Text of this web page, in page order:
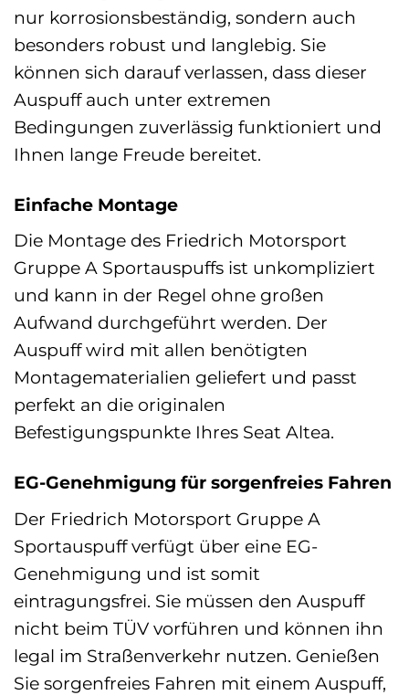
nur korrosionsbeständig, sondern auch
besonders robust und langlebig. Sie
können sich darauf verlassen, dass dieser
Auspuff auch unter extremen
Bedingungen zuverlässig funktioniert und
Ihnen lange Freude bereitet.
Einfache Montage
Die Montage des Friedrich Motorsport
Gruppe A Sportauspuffs ist unkompliziert
und kann in der Regel ohne großen
Aufwand durchgeführt werden. Der
Auspuff wird mit allen benötigten
Montagematerialien geliefert und passt
perfekt an die originalen
Befestigungspunkte Ihres Seat Altea.
EG-Genehmigung für sorgenfreies Fahren
Der Friedrich Motorsport Gruppe A
Sportauspuff verfügt über eine EG-
Genehmigung und ist somit
eintragungsfrei. Sie müssen den Auspuff
nicht beim TÜV vorführen und können ihn
legal im Straßenverkehr nutzen. Genießen
Sie sorgenfreies Fahren mit einem Auspuff,